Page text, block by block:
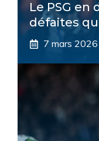
Le PSG en
défaites
7 mars 2026